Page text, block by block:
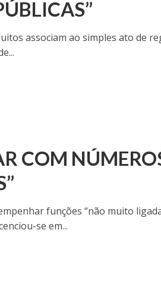
associam ao simples ato de
COM
funções “não muito
se em...